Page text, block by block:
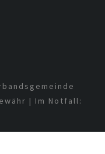
| Im Notfall: